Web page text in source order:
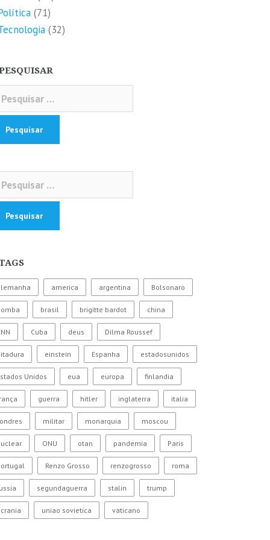
(71)
(32)
america argentina Bolsonaro
brasil brigitte bardot china
Cuba deus Dilma Roussef
einstein Espanha estadosunidos
Unidos eua europa finlandia
guerra hitler inglaterra italia
militar monarquia moscou
ONU otan pandemia Paris
Renzo Grosso renzogrosso roma
segundaguerra stalin trump
uniao sovietica vaticano